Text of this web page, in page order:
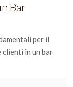
Bar
per il
clienti in un bar